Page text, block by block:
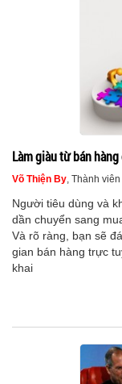
Làm giàu từ bán
Võ Thiện By, Thành
Người tiêu dùng và
dần chuyển sang
Và rõ ràng, bạn sẽ
gian bán hàng trực
khai